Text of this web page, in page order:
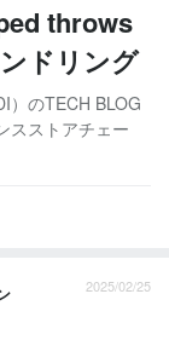
throws
ドリング
）のTECH BLOG
スストアチェー
2025/02/25